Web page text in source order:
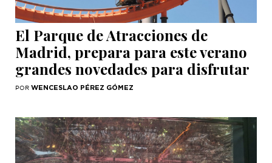
El Parque de Atracciones de
Madrid, prepara para este verano
grandes novedades para disfrutar
POR WENCESLAO PÉREZ GÓMEZ